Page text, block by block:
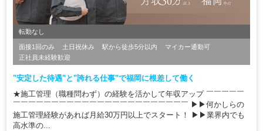
転勤なし
面接1回のみ 土日祝休み 駅から徒歩5分以内
マイカー通勤可
正社員未経験歓迎
"安定した待遇"と"誇れる仕事"で福岡に根差して働く
★施工管理（職種問わず）の経験を活かして年収アップ ￣￣￣￣￣
￣￣￣￣￣￣￣￣￣￣￣￣￣￣￣￣￣￣￣￣￣￣￣ ▶▶何かしらの
施工管理経験があれば月給30万円以上でスタート！ ▶▶業界内でも
高水準の...